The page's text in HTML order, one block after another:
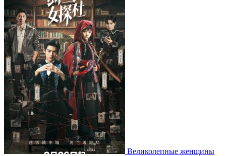
Великолепные женщины